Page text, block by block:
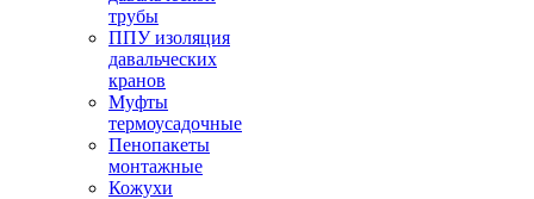
трубы
ППУ изоляция
давальческих
кранов
Муфты
термоусадочные
Пенопакеты
монтажные
Кожухи